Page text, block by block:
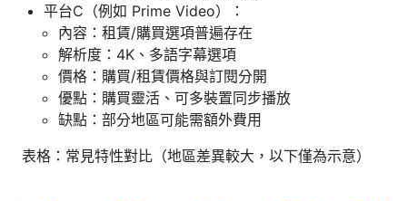
平台C（例如 Prime Video）：
內容：租賃/購買選項普遍存在
解析度：4K、多語字幕選項
價格：購買/租賃價格與訂閱分開
優點：購買靈活、可多裝置同步播放
缺點：部分地區可能需額外費用
表格：常見特性對比（地區差異較大，以下僅為示意）